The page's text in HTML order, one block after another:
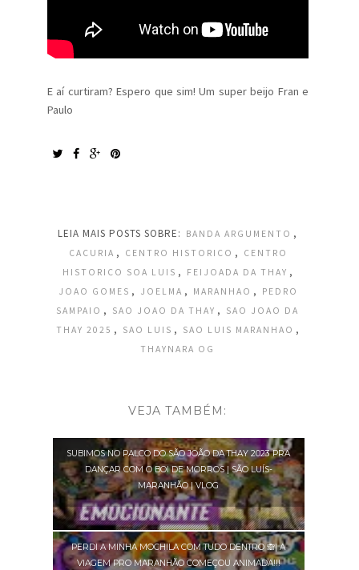
E aí curtiram? Espero que sim! Um super beijo Fran e
Paulo
LEIA MAIS POSTS SOBRE: BANDA ARGUMENTO ,
CACURIA , CENTRO HISTORICO ,
CENTRO
HISTORICO SOA LUIS , FEIJOADA DA THAY ,
JOAO GOMES , JOELMA , MARANHAO ,
PEDRO
SAMPAIO , SAO JOAO DA THAY ,
SAO JOAO DA
THAY 2025 , SAO LUIS , SAO LUIS MARANHAO ,
THAYNARA OG
VEJA TAMBÉM:
SUBIMOS NO PALCO DO SÃO JOÃO DA THAY 2023 PRA
DANÇAR COM O BOI DE MORROS | SÃO LUÍS-
MARANHÃO | VLOG
PERDI A MINHA MOCHILA COM TUDO DENTRO 🙈| A
VIAGEM PRO MARANHÃO COMEÇOU ANIMADA!!!